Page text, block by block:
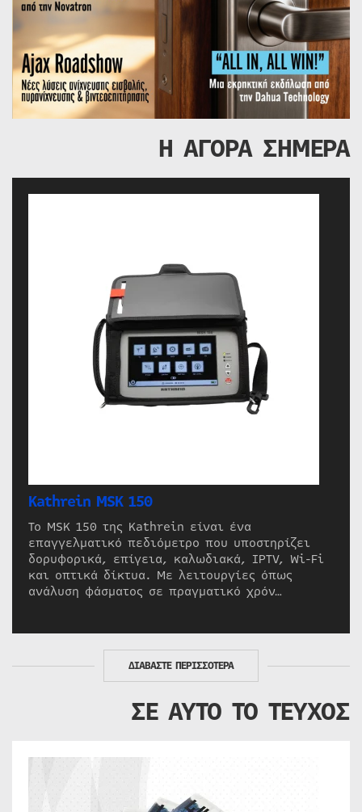
Η ΑΓΟΡΑ ΣΗΜΕΡΑ
Kathrein MSK 150
Το MSK 150 της Kathrein είναι ένα
επαγγελματικό πεδιόμετρο που υποστηρίζει
δορυφορικά, επίγεια, καλωδιακά, IPTV, Wi-Fi
και οπτικά δίκτυα. Με λειτουργίες όπως
ανάλυση φάσματος σε πραγματικό χρόν…
ΔΙΑΒΑΣΤΕ ΠΕΡΙΣΣΟΤΕΡΑ
ΣΕ ΑΥΤΟ ΤΟ ΤΕΥΧΟΣ